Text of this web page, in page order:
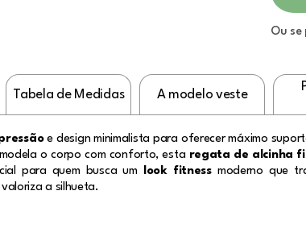
Ou
Tabela de Medidas A modelo veste
e design minimalista para oferecer máximo
o corpo com conforto, esta regata de alcinha
para quem busca um look fitnessmoderno que
a silhueta.